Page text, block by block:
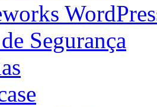
Segurança